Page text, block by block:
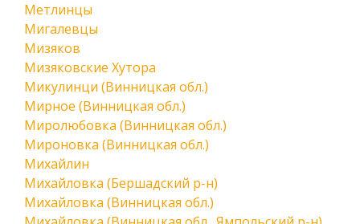
Метлинцы
Мигалевцы
Мизяков
Мизяковские Хутора
Микулинци (Винницкая обл.)
Мирное (Винницкая обл.)
Миролюбовка (Винницкая обл.)
Мироновка (Винницкая обл.)
Михайлин
Михайловка (Бершадский р-н)
Михайловка (Винницкая обл.)